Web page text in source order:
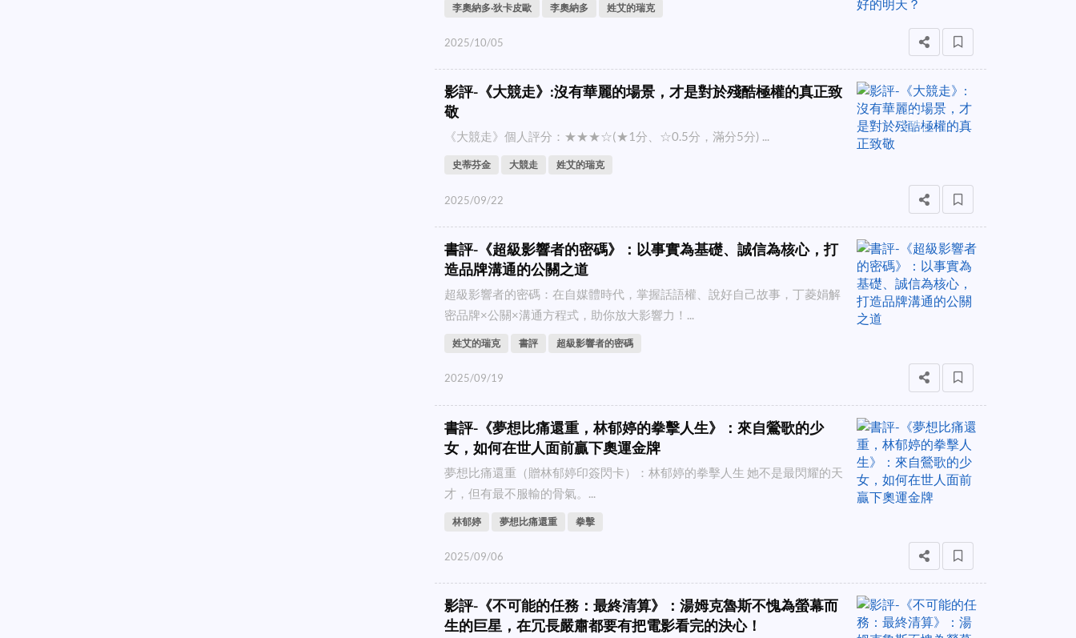
李奧納多·狄卡皮歐 李奧納多 姓艾的瑞克
2025/10/05
影評-《大競走》:沒有華麗的場景，才是對於殘酷極權的真正致
敬
《大競走》個人評分：★★★☆(★1分、☆0.5分，滿分5分) ...
史蒂芬金 大競走 姓艾的瑞克
2025/09/22
書評-《超級影響者的密碼》：以事實為基礎、誠信為核心，打
造品牌溝通的公關之道
超級影響者的密碼：在自媒體時代，掌握話語權、說好自己故事，丁菱娟解
密品牌×公關×溝通方程式，助你放大影響力！...
姓艾的瑞克 書評 超級影響者的密碼
2025/09/19
書評-《夢想比痛還重，林郁婷的拳擊人生》：來自鶯歌的少
女，如何在世人面前贏下奧運金牌
夢想比痛還重（贈林郁婷印簽閃卡）：林郁婷的拳擊人生 她不是最閃耀的天
才，但有最不服輸的骨氣。...
林郁婷 夢想比痛還重 拳擊
2025/09/06
影評-《不可能的任務：最終清算》：湯姆克魯斯不愧為螢幕而
生的巨星，在冗長嚴肅都要有把電影看完的決心！